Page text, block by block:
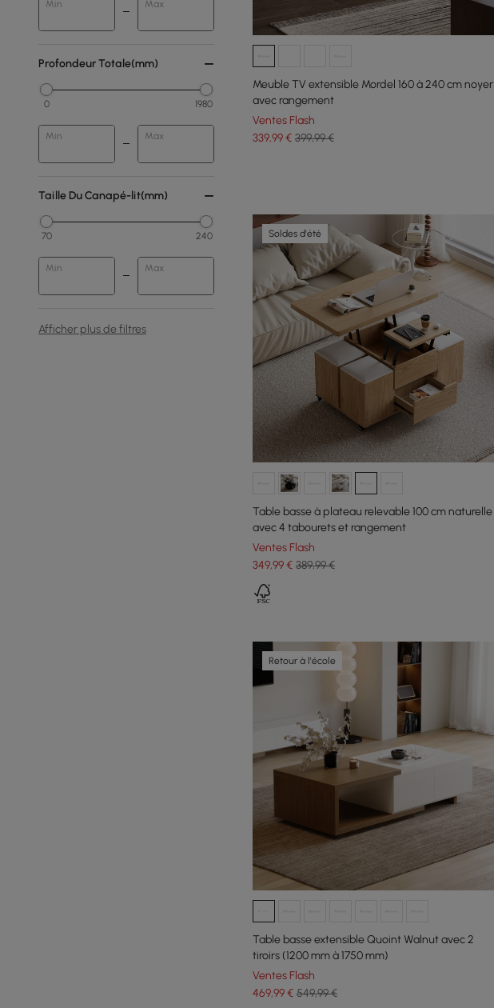
Min Max
Profondeur Totale(mm)
0 1980
Min Max
Taille Du Canapé-lit(mm)
70 240
Min Max
Afficher plus de filtres
Meuble TV extensible Mordel 160 à 240 cm noyer
avec rangement
Ventes Flash
339,99€ 399,99 €
Soldes d'été
Table basse à plateau relevable 100 cm naturelle
avec 4 tabourets et rangement
Ventes Flash
349,99€ 389,99 €
Retour à l'école
Table basse extensible Quoint Walnut avec 2
tiroirs (1200 mm à 1750 mm)
Ventes Flash
469,99€ 549,99 €